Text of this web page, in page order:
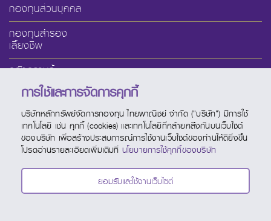
กองทุนส่วนบุคคล
กองทุนสำรอง
เลี้ยงชีพ
คลังความรู้
เกี่ยวกับ SCBAM
บริการออนไลน์
ช่องทางบริการ
ปฏิทินกองทุน
ติดต่อ SCBAM
การใช้และการจัดการคุกกี้
บริษัทหลักทรัพย์จัดการกองทุน ไทยพาณิชย์ จำกัด ("บริษัท") มีการใช้
เทคโนโลยี เช่น คุกกี้ (cookies) และเทคโนโลยีที่คล้ายคลึงกันบนเว็บไซต์
ของบริษัท เพื่อสร้างประสบการณ์การใช้งานเว็บไซต์ของท่านให้ดียิ่งขึ้น
โปรดอ่านรายละเอียดเพิ่มเติมที่ นโยบายการใช้คุกกี้ของบริษัท
ยอมรับและใช้งานเว็บไซต์